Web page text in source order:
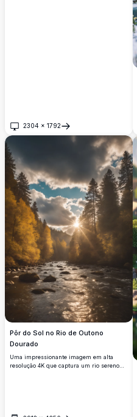
2304 × 1792
Abrir
Pôr do Sol no Rio de Outono
Dourado
Uma impressionante imagem em alta
resolução 4K que captura um rio sereno